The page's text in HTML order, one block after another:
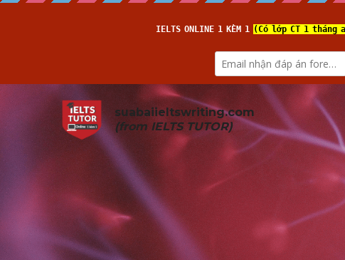
suabaiieltswriting.com
(from IELTS TUTOR)